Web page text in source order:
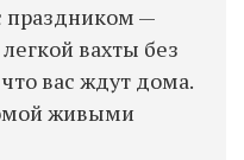
праздником —
вахты без
вас ждут дома.
живыми